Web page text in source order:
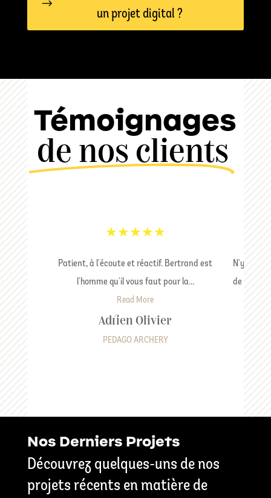
un projet digital ?
Témoignages
de nos clients
★★★★★
Patient, à l'écoute et réactif. Bertrand est
l'homme qu'il vous faut pour la...
Read More
Adrien Olivier
PEDAGO ARCHERY
N'y
de sites
Nos Derniers Projets
Découvrez quelques-uns de nos
projets récents en matière de